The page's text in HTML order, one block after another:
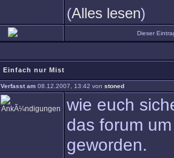
(Alles lesen)
Dieser
Einfach nur Mist
Verfasst am 08.12.2007, 13:42 von stoned
wie euch
das forum
geworden.